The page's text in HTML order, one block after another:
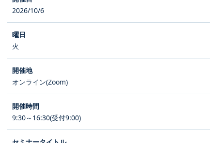
2026/10/6
火
オンライン(Zoom)
9:30～16:30(受付9:00)